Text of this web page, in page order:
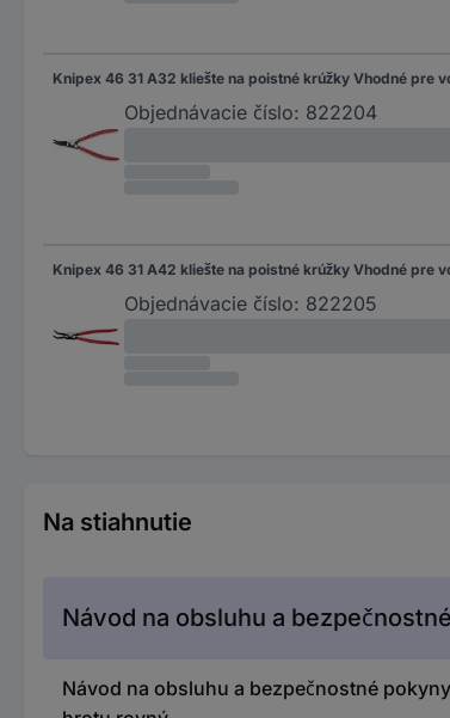
Objednávacie číslo: 822204
Objednávacie číslo: 822205
Na stiahnutie
Návod na obsluhu a
Návod na obsluhu a bezpečnostné